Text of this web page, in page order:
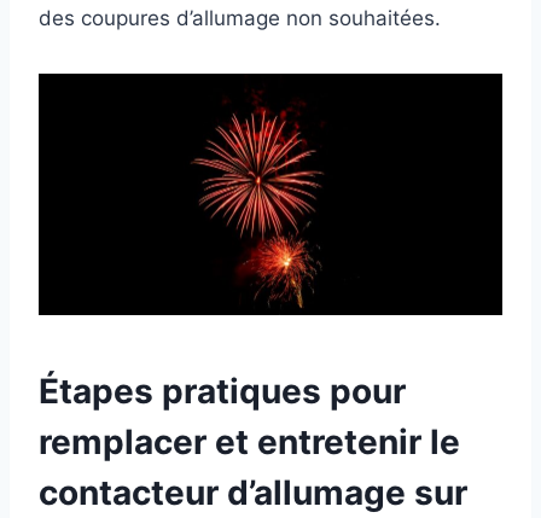
des coupures d’allumage non souhaitées.
Étapes pratiques pour
remplacer et entretenir le
contacteur d’allumage sur